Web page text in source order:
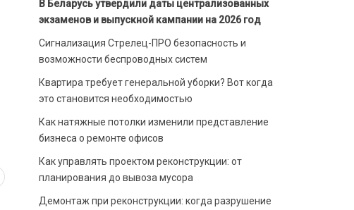
В Беларусь утвердили даты централизованных
экзаменов и выпускной кампании на 2026 год
Сигнализация Стрелец-ПРО безопасность и
возможности беспроводных систем
Квартира требует генеральной уборки? Вот когда
это становится необходимостью
Как натяжные потолки изменили представление
бизнеса о ремонте офисов
Как управлять проектом реконструкции: от
планирования до вывоза мусора
Демонтаж при реконструкции: когда разрушение